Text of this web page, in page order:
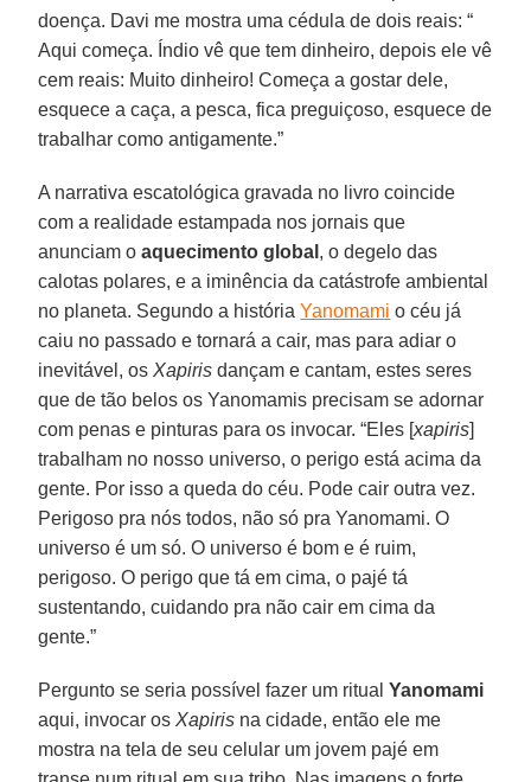
doença. Davi me mostra uma cédula de dois reais: “
Aqui começa. Índio vê que tem dinheiro, depois ele vê
cem reais: Muito dinheiro! Começa a gostar dele,
esquece a caça, a pesca, fica preguiçoso, esquece de
trabalhar como antigamente.”
A narrativa escatológica gravada no livro coincide
com a realidade estampada nos jornais que
anunciam oaquecimento global , o degelo das
calotas polares, e a iminência da catástrofe ambiental
no planeta. Segundo a históriaYanomami o céu já
caiu no passado e tornará a cair, mas para adiar o
inevitável, osXapiris dançam e cantam, estes seres
que de tão belos os Yanomamis precisam se adornar
com penas e pinturas para os invocar. “Eles [xapiris]
trabalham no nosso universo, o perigo está acima da
gente. Por isso a queda do céu. Pode cair outra vez.
Perigoso pra nós todos, não só pra Yanomami. O
universo é um só. O universo é bom e é ruim,
perigoso. O perigo que tá em cima, o pajé tá
sustentando, cuidando pra não cair em cima da
gente.”
Pergunto se seria possível fazer um ritualYanomami
aqui, invocar osXapiris na cidade, então ele me
mostra na tela de seu celular um jovem pajé em